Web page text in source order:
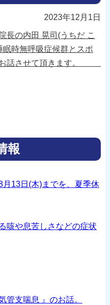
2023年12月1日
長の内田 晃司(うちだ こ
無呼吸症候群とスポ
お話させて頂きます。
報
13日(木)までを、夏季休
咳や息苦しさなどの症状
管支喘息 』のお話。